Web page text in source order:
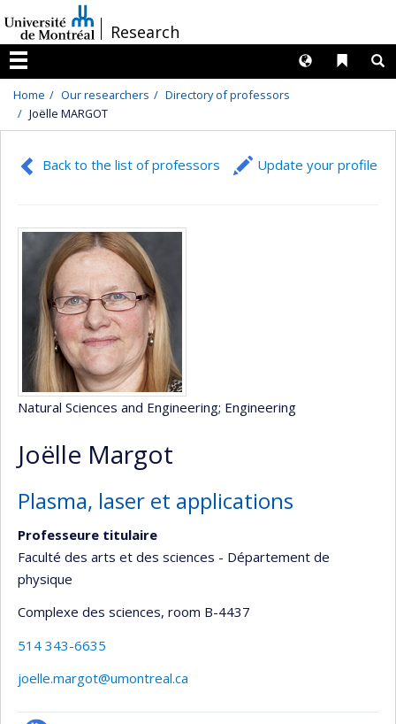
au
contenu
/Research
Menu
Liens
Langues
Home Our researchers
Directory of professors
Joëlle MARGOT
Back to the list of professors Update your profile
Natural Sciences and Engineering; Engineering
Joëlle Margot
Plasma, laser et applications
Professeure titulaire
Faculté des arts et des sciences - Département de
physique
Complexe des sciences, room B-4437
514 343-6635
joelle.margot@umontreal.ca